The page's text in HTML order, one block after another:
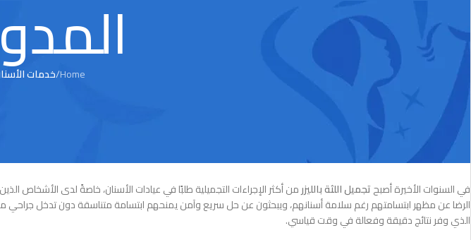
Home
/خدمات
في السنوات الأخيرة أصبحتجميل اللثة بالليزرمن أكثر الإجراءات التجميلية طلبًا في عيادات الأسنان، خاصةً لدى الأشخاص
الرضا عن مظهر ابتسامتهم رغم سلامة أسنانهم، ويبحثون عن حل سريع وآمن يمنحهم ابتسامة متناسقة دون تدخل جراحي معقد.
الذي وفر نتائج دقيقة وفعالة في وقت قياسي.